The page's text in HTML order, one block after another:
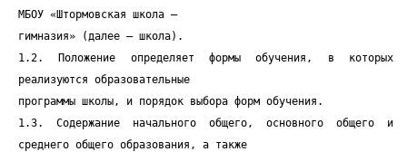
МБОУ «Штормовская школа –
гимназия» (далее — школа).
1.2. Положение определяет формы обучения, в которых
реализуются образовательные
программы школы, и порядок выбора форм обучения.
1.3. Содержание начального общего, основного общего и
среднего общего образования, а также